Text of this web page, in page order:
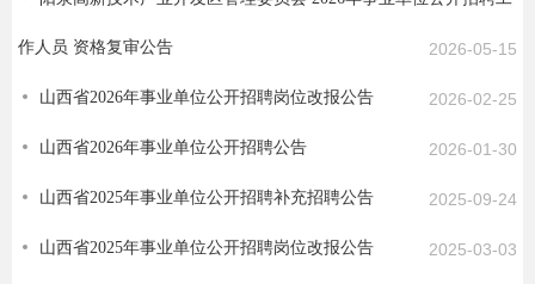
作人员 资格复审公告 2026-05-15
山西省2026年事业单位公开招聘岗位改报公告 2026-02-25
山西省2026年事业单位公开招聘公告 2026-01-30
山西省2025年事业单位公开招聘补充招聘公告 2025-09-24
山西省2025年事业单位公开招聘岗位改报公告 2025-03-03